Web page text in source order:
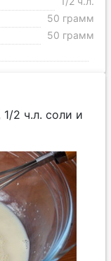
50 грамм
50 грамм
2 ч.л. соли и